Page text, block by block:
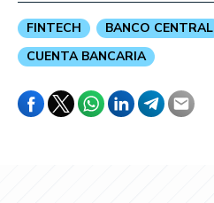
FINTECH BANCO CENTRAL
CUENTA BANCARIA